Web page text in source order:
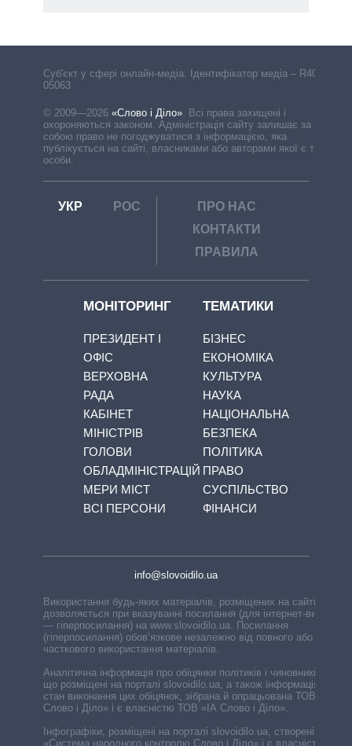
Cуб'єкт у сфері онлайн-медіа. Ідентифікатор медіа – R40-
05063
© 2009—2026 «Слово і Діло» Всі права захищені і
охороняються законом. Адміністрація сайту залишає за
собою право не погоджуватися з інформацією, яка
публікується на сайті, власниками або авторами якої є треті
особи.
УКР РОС
ПРО НАС
КОНТАКТИ
ПРАВИЛА
МОНІТОРИНГ
ПРЕЗИДЕНТ І
ОФІС
ВЕРХОВНА
РАДА
КАБІНЕТ
МІНІСТРІВ
ГОЛОВИ
ОБЛАДМІНІСТРАЦІЙ
МЕРИ МІСТ
ВСІ ПЕРСОНИ
ТЕМАТИКИ
БІЗНЕС
ЕКОНОМІКА
КУЛЬТУРА
НАУКА
НАЦІОНАЛЬНА
БЕЗПЕКА
ПОЛІТИКА
ПРАВО
СУСПІЛЬСТВО
ФІНАНСИ
info@slovoidilo.ua
Використання будь-яких матеріалів, розміщених на сайті,
дозволяється при вказуванні посилання (для інтернет-видань
— гіперпосилання) на www.slovoidilo.ua. Посилання
(гіперпосилання) обов’язкове незалежно від повного або
часткового використання матеріалів.
Аналітична інформація про обіцянки політиків і чиновників,
що розміщені на порталі slovoidilo.ua, а також інформація про
стан виконання цих обіцянок, зібрана й опрацьована ТОВ «ІА
Слово і Діло» і є власністю ТОВ «ІА Слово і Діло».
Інфографіки, розміщені на порталі slovoidilo.ua, створені ГО
«Система народного контролю Слово і Діло» і є власністю